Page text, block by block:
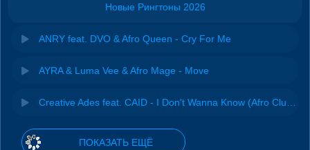
Новые Рингтоны 2026
ANRY feat. DVO & Afro Queen - Cry For Me
AYRA & Luma Vee & Afro Mage - Move
ПОКАЗАТЬ ЕЩЁ